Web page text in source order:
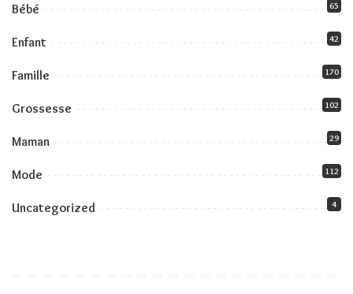
Bébé 65
Enfant 42
Famille 170
Grossesse 102
Maman 29
Mode 112
Uncategorized 4